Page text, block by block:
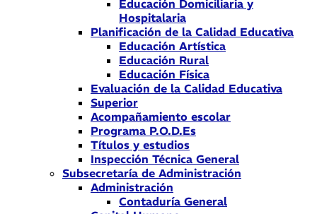
Educación Domiciliaria y
Hospitalaria
Planificación de la Calidad Educativa
Educación Artística
Educación Rural
Educación Física
Evaluación de la Calidad Educativa
Superior
Acompañamiento escolar
Programa P.O.D.Es
Títulos y estudios
Inspección Técnica General
Subsecretaría de Administración
Administración
Contaduría General